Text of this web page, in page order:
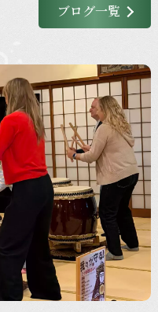
ブログ一覧